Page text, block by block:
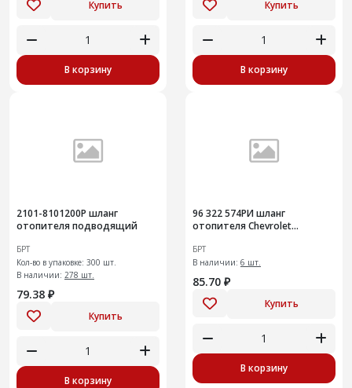
Купить
В корзину
Купить
В корзину
2101-8101200Р шланг
отопителя подводящий
БРТ
Кол-во в упаковке: 300 шт.
В наличии: 278 шт.
79.38 ₽
Купить
В корзину
96 322 574РИ шланг
отопителя Сhevrolet
БРТ
В наличии: 6 шт.
85.70 ₽
Купить
В корзину